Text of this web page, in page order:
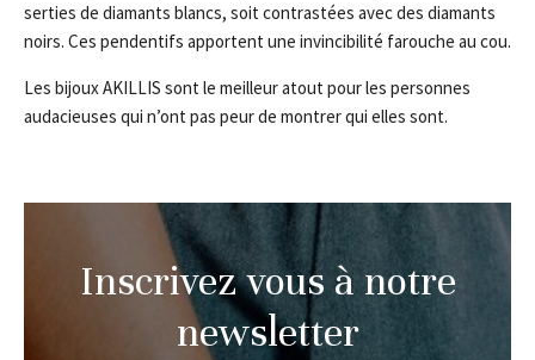
serties de diamants blancs, soit contrastées avec des diamants
noirs. Ces pendentifs apportent une invincibilité farouche au cou.
Les bijoux AKILLIS sont le meilleur atout pour les personnes
audacieuses qui n’ont pas peur de montrer qui elles sont.
Inscrivez vous à notre
newsletter